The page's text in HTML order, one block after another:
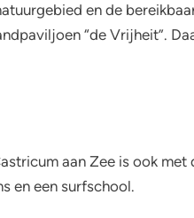
en de
“de Vrijheit”.
aan Zee is ook met
en een surfschool.